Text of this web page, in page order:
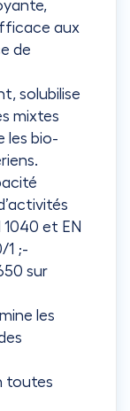
aux
de
solubilise
mixtes
les bio-
et EN
1 ;-
sur
les
toutes